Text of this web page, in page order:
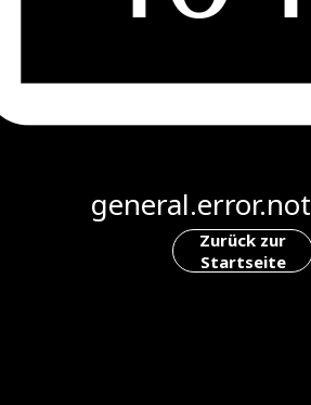
Zurück zur
Startseite